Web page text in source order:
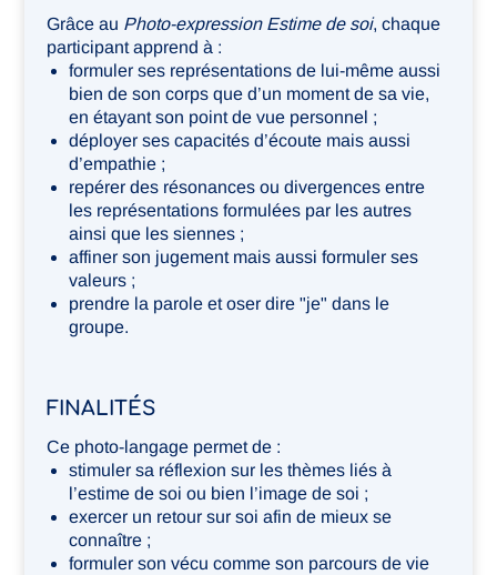
Grâce au Photo-expression Estime de soi, chaque
participant apprend à :
formuler ses représentations de lui-même aussi
bien de son corps que d’un moment de sa vie,
en étayant son point de vue personnel ;
déployer ses capacités d’écoute mais aussi
d’empathie ;
repérer des résonances ou divergences entre
les représentations formulées par les autres
ainsi que les siennes ;
affiner son jugement mais aussi formuler ses
valeurs ;
prendre la parole et oser dire "je" dans le
groupe.
FINALITÉS
Ce photo-langage permet de :
stimuler sa réflexion sur les thèmes liés à
l’estime de soi ou bien l’image de soi ;
exercer un retour sur soi afin de mieux se
connaître ;
formuler son vécu comme son parcours de vie